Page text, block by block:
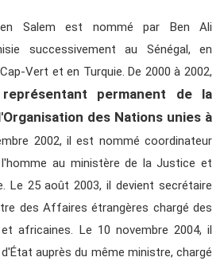
Salem est nommé par Ben Ali
successivement au Sénégal, en
Vert et en Turquie. De 2000 à 2002,
représentant permanent de la
des Nations unies à
2002, il est nommé coordinateur
au ministère de la Justice et
Le 25 août 2003, il devient secrétaire
des Affaires étrangères chargé des
africaines. Le 10 novembre 2004, il
auprès du même ministre, chargé